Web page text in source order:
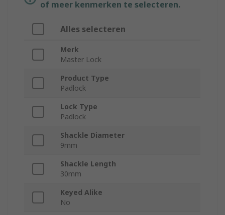
of meer kenmerken te selecteren.
Alles selecteren
Merk
Master Lock
Product Type
Padlock
Lock Type
Padlock
Shackle Diameter
9mm
Shackle Length
30mm
Keyed Alike
No